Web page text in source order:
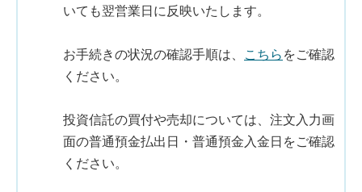
いても翌営業日に反映いたします。
お手続きの状況の確認手順は、 こちらをご確認
ください。
投資信託の買付や売却については、注文入力画
面の普通預金払出日・普通預金入金日をご確認
ください。